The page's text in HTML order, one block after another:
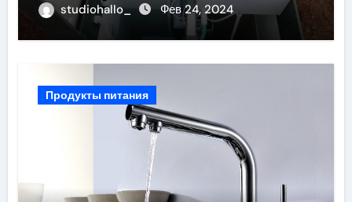
studiohallo_ Фев 24, 2024
Продукты питания